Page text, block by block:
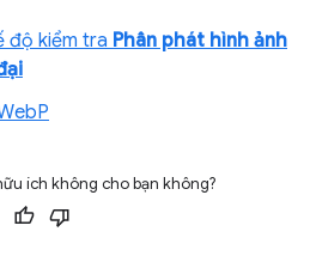
độ kiểm tra Phân phát hình ảnh
ích không cho bạn không?